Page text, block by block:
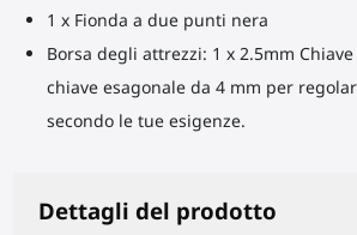
1 x Fionda a due punti nera
Borsa degli attrezzi: 1 x 2.5mm
chiave esagonale da 4 mm per
secondo le tue esigenze.
Dettagli del prodotto